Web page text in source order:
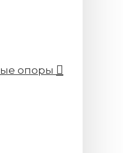
опоры